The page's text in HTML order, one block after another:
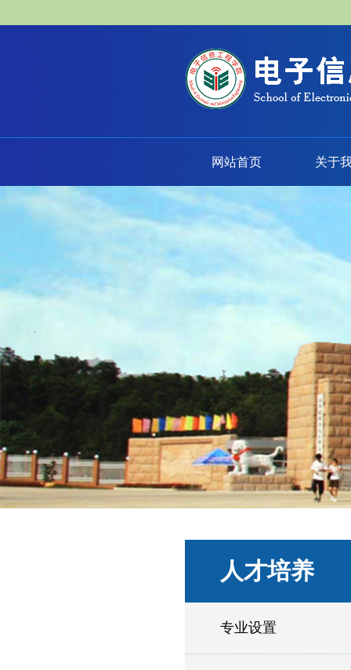
网站首页 关于
人才培养
专业设置